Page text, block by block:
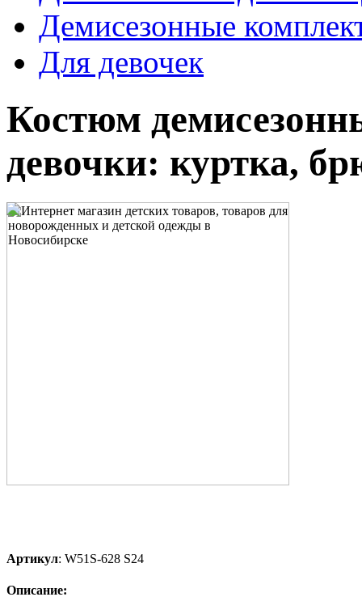
Демисезонные
Для девочек
Костюм
девочки: куртка,
Артикул: W51S-628 S24
Описание: